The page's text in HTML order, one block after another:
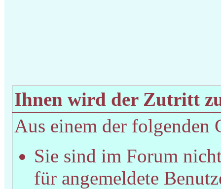
Ihnen wird der Zutritt
Aus einem der folgenden
Sie sind im Forum
für angemeldete